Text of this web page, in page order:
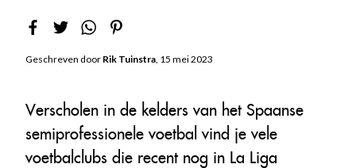
Geschreven door Rik Tuinstra, 15 mei 2023
Verscholen in de kelders van het Spaanse
semiprofessionele voetbal vind je vele
voetbalclubs die recent nog in La Liga